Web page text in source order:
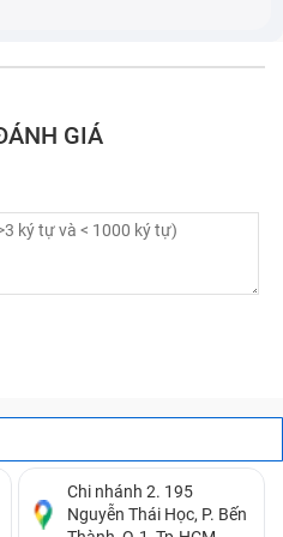
hiệu trên, bạn cần thay
GIÁ
Chi nhánh 2. 195
Nguyễn Thái Học, P. Bến